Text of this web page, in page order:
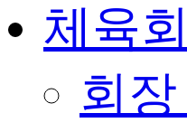
체육
회